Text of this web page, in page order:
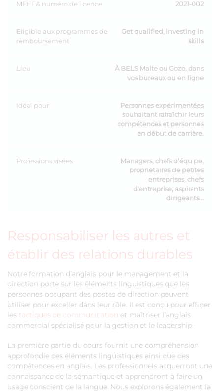
MFHEA numéro de licence 2021-002
Eligible aux programmes de
remboursement
Get qualified, investing in
skills
Lieu
À BELS Malte ou Gozo, dans
vos bureaux ou en ligne
Idéal pour
Personnes expérimentées
souhaitant rafraîchir leurs
compétences et personnes
en début de carrière.
Professions visées
Managers, chefs d'équipe,
propriétaires de petites
entreprises, chefs
d'entreprise, aspirants
dirigeants...
Responsabiliser les autres et
établir des relations durables
Notre formation d’anglais pour le management et la
direction porte sur les éléments linguistiques que les
personnes occupant des postes de direction peuvent
utiliser pour exceller dans leur rôle. Il est conçu pour affiner
les tactiques de communication et maîtriser l’anglais
commercial spécialisé pour la gestion et le leadership.
La première partie du cours fournit une compréhension
approfondie des éléments linguistiques ainsi que des
compétences en anglais. Les professionnels acquerront une
connaissance de la sémantique et apprendront à faire un
usage conscient de la langue. Nous explorons également la